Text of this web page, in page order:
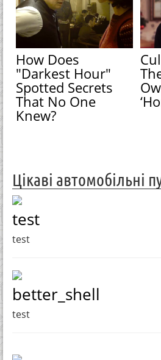
How Does
"Darkest Hour"
Spotted Secrets
That No One
Knew?
Цікаві автомобільні
test
test
better_shell
test